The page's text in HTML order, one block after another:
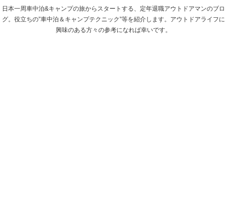
日本一周車中泊&キャンプの旅からスタートする、定年退職アウトドアマンのブロ
グ。役立ちの”車中泊＆キャンプテクニック”等を紹介します。アウトドアライフに
興味のある方々の参考になれば幸いです。